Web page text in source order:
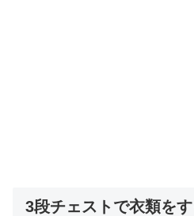
3段チェストで衣類を